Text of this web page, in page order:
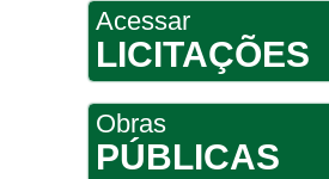
Acessar
LICITAÇÕES
Obras
PÚBLICAS